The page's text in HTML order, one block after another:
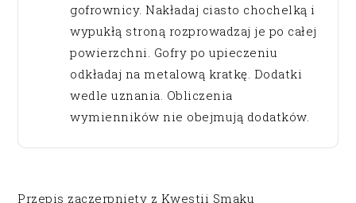
gofrownicy. Nakładaj ciasto chochelką i
wypukłą stroną rozprowadzaj je po całej
powierzchni. Gofry po upieczeniu
odkładaj na metalową kratkę. Dodatki
wedle uznania. Obliczenia
wymienników nie obejmują dodatków.
Przepis zaczerpnięty z Kwestii Smaku